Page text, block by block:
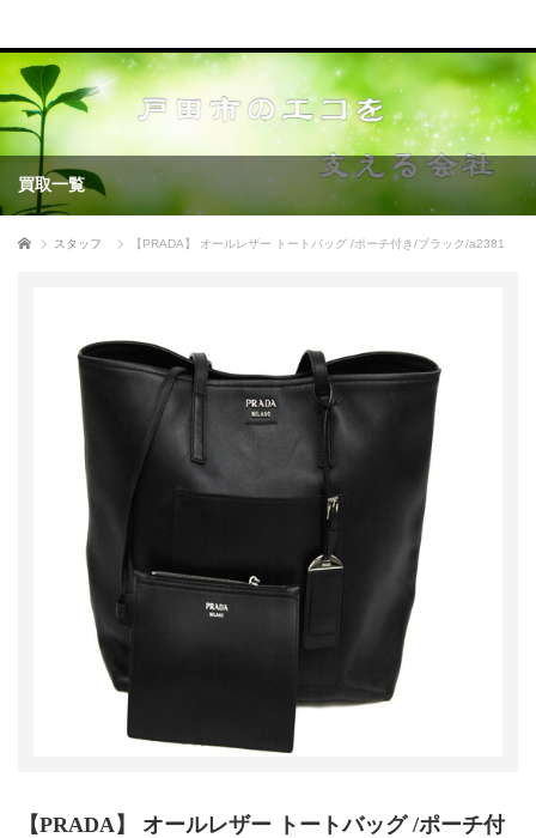
買取一覧
ホーム スタッフ 【PRADA】 オールレザー トートバッグ /ポーチ付き/ブラック/a2381
【PRADA】 オールレザー トートバッグ /ポーチ付